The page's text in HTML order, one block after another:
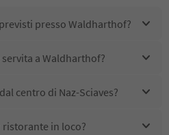
presso Waldharthof?
a Waldharthof?
centro di Naz-Sciaves?
in loco?